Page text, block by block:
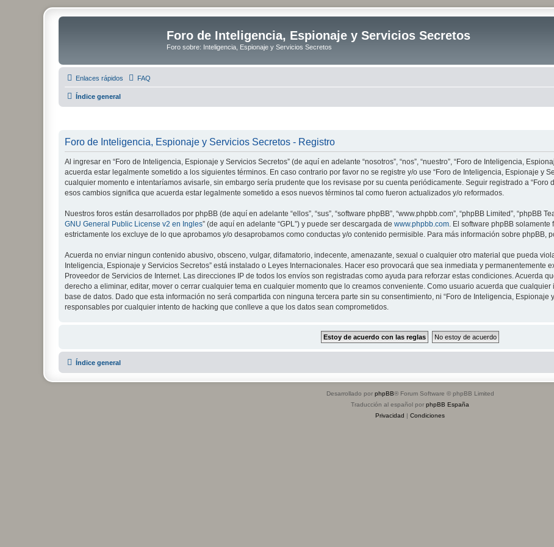
Foro de Inteligencia, Espionaje y Servicios Secretos
Foro sobre: Inteligencia, Espionaje y Servicios Secretos
Enlaces rápidos FAQ
Índice general
Foro de Inteligencia, Espionaje y Servicios Secretos - Registro
Al ingresar en “Foro de Inteligencia, Espionaje y Servicios Secretos” (de aquí en adelante “nosotros”, “nos”, “nuestro”, “Foro de Inteligencia,
acuerda estar legalmente sometido a los siguientes términos. En caso contrario por favor no se registre y/o use “Foro de Inteligencia, Espionaje y
cualquier momento e intentaríamos avisarle, sin embargo sería prudente que los revisase por su cuenta periódicamente. Seguir registrado a “Foro
esos cambios significa que acuerda estar legalmente sometido a esos nuevos términos tal como fueron actualizados y/o reformados.
Nuestros foros están desarrollados por phpBB (de aquí en adelante “ellos”, “sus”, “software phpBB”, “www.phpbb.com”, “phpBB Limited”, “phpBB
GNU General Public License v2 en Ingles” (de aquí en adelante “GPL”) y puede ser descargada de www.phpbb.com. El software phpBB
estrictamente los excluye de lo que aprobamos y/o desaprobamos como conductas y/o contenido permisible. Para más información sobre phpBB,
Acuerda no enviar ningun contenido abusivo, obsceno, vulgar, difamatorio, indecente, amenazante, sexual o cualquier otro material que pueda
Inteligencia, Espionaje y Servicios Secretos” está instalado o Leyes Internacionales. Hacer eso provocará que sea inmediata y permanentemente
Proveedor de Servicios de Internet. Las direcciones IP de todos los envíos son registradas como ayuda para reforzar estas condiciones. Acuerda
derecho a eliminar, editar, mover o cerrar cualquier tema en cualquier momento que lo creamos conveniente. Como usuario acuerda que
base de datos. Dado que esta información no será compartida con ninguna tercera parte sin su consentimiento, ni “Foro de Inteligencia, Espionaje
responsables por cualquier intento de hacking que conlleve a que los datos sean comprometidos.
Índice general
Desarrollado por phpBB® Forum Software © phpBB Limited
Traducción al español por phpBB España
Privacidad | Condiciones